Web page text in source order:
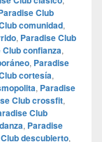
Club
comunidad,
, Paradise Club
Club confianza,
, Paradise
cortesía,
, Paradise
Club crossfit,
Club
, Paradise
descubierto,